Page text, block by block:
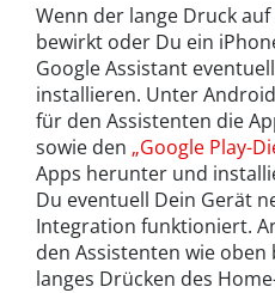
Wenn der lange Druck
bewirkt oder Du ein
Google Assistant
installieren. Unter
für den Assistenten die
sowie den „Google Play-
Apps herunter und
Du eventuell Dein Gerät
Integration funktioniert.
den Assistenten wie
langes Drücken des